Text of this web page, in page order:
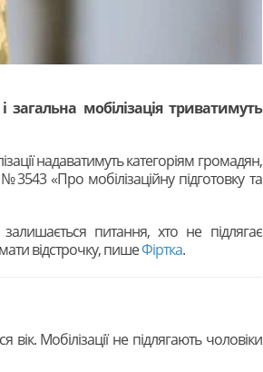
загальна мобілізація триватимуть
надаватимуть категоріям громадян,
«Про мобілізаційну підготовку та
питання, хто не підлягає
відстрочку, пишеФіртка.
Мобілізації не підлягають чоловіки